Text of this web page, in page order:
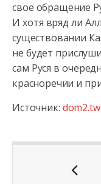
свое обращение
И хотя вряд ли
существовании
не будет
сам Руся в
красноречии и
Источник: dom2.tw